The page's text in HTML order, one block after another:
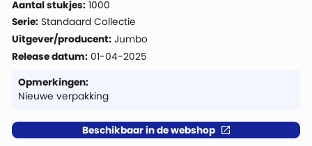
Aantal stukjes: 1000
Serie: Standaard Collectie
Uitgever/producent: Jumbo
Release datum: 01-04-2025
Opmerkingen:
Nieuwe verpakking
Beschikbaar in de webshop